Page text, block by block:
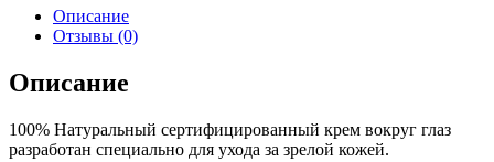
Описание
Отзывы (0)
Описание
100% Натуральный сертифицированный крем вокруг глаз
разработан специально для ухода за зрелой кожей.